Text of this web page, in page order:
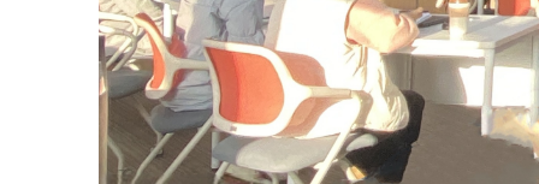
SOLIDWORKS仿真这块有必要学习吗？
商务合作